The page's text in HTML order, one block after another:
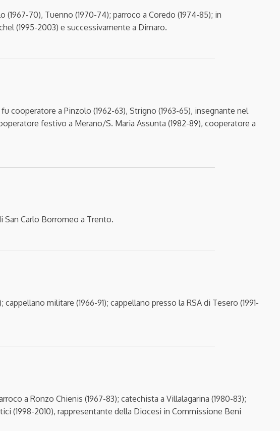
70), Tuenno (1970-74); parroco a Coredo (1974-85); in
(1995-2003) e successivamente a Dimaro.
cooperatore a Pinzolo (1962-63), Strigno (1963-65), insegnante nel
festivo a Merano/S. Maria Assunta (1982-89), cooperatore a
San Carlo Borromeo a Trento.
militare (1966-91); cappellano presso la RSA di Tesero (1991-
a Ronzo Chienis (1967-83); catechista a Villalagarina (1980-83);
(1998-2010), rappresentante della Diocesi in Commissione Beni